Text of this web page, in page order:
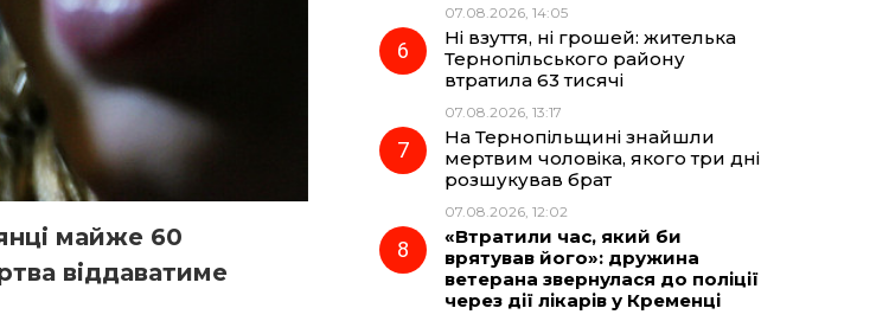
майже 60
віддаватиме
07.08.2026, 14:05
Ні взуття, ні грошей: жителька
Тернопільського району
втратила 63 тисячі
07.08.2026, 13:17
На Тернопільщині знайшли
мертвим чоловіка, якого три дні
розшукував брат
07.08.2026, 12:02
«Втратили час, який би
врятував його»: дружина
ветерана звернулася до поліції
через дії лікарів у Кременці